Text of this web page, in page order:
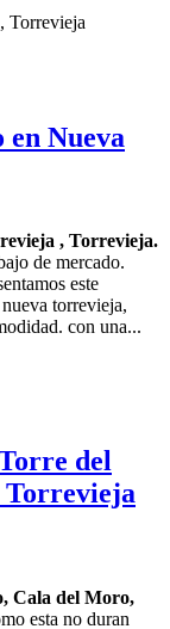
Nueva
, Torrevieja.
de mercado.
este
torrevieja,
con una...
del
Torrevieja
Cala del Moro,
esta no duran